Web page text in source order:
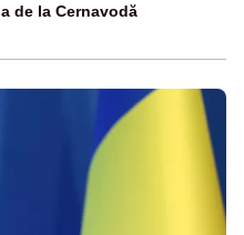
de la Cernavodă